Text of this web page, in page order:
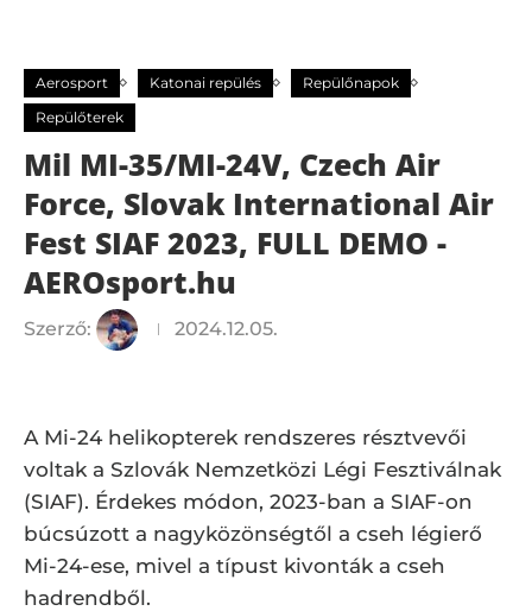
Aerosport Katonai repülés
Repülőnapok
Repülőterek
Mil MI-35/MI-24V, Czech Air
Force, Slovak International Air
Fest SIAF 2023, FULL DEMO -
AEROsport.hu
Szerző: 2024.12.05.
A Mi-24 helikopterek rendszeres résztvevői
voltak a Szlovák Nemzetközi Légi Fesztiválnak
(SIAF). Érdekes módon, 2023-ban a SIAF-on
búcsúzott a nagyközönségtől a cseh légierő
Mi-24-ese, mivel a típust kivonták a cseh
hadrendből.